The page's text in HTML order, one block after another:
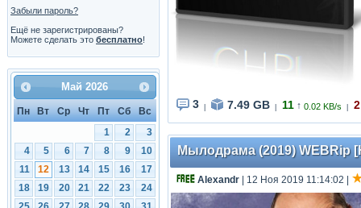
Забыли пароль?
Ещё не зарегистрированы?
Можете сделать это бесплатно!
Май 2026
Пн Вт Ср Чт Пт Сб
Вс
1
2
3
4
5 6 7 8 9
10
11
12 13 14 15 16
17
18
19 20 21 22 23
24
3 7.49 GB 11 ↑ 0.02 KB/s 2
Мылодрама (2019) WEBRip
Аlехаndr | 12 Ноя 2019 11:14:02